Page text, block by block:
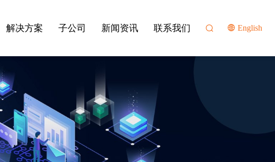
English
解决方案 子公司 新闻资讯 联系我们